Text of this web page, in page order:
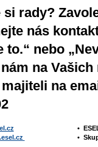
si rady?
nás
to.“ nebo
na
na
•
•